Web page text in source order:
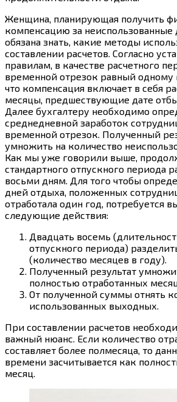
Женщина, планирующая получить
компенсацию за неиспользованные
обязана знать, какие методы
составлении расчетов. Согласно
правилам, в качестве расчетного
временной отрезок равный одному
что компенсация включает в себя
месяцы, предшествующие дате
Далее бухгалтеру необходимо
среднедневной заработок
временной отрезок. Полученный
умножить на количество
Как мы уже говорили выше,
стандартного отпускного периода
восьми дням. Для того чтобы
дней отдыха, положенных
отработала один год, потребуется
следующие действия:
Двадцать восемь
отпускного периода)
(количество месяцев в году).
Полученный результат
полностью отработанных
От полученной суммы отнять
использованных выходных.
При составлении расчетов
важный нюанс. Если количество
составляет более полмесяца, то
времени засчитывается как
месяц.